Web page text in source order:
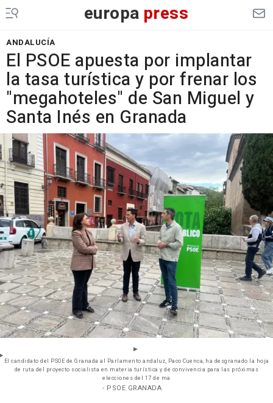
europa press
ANDALUCÍA
El PSOE apuesta por implantar
la tasa turística y por frenar los
"megahoteles" de San Miguel y
Santa Inés en Granada
El candidato del PSOE de Granada al Parlamento andaluz, Paco Cuenca, ha desgranado la hoja
de ruta del proyecto socialista en materia turística y de convivencia para las próximas
elecciones del 17 de ma
- PSOE GRANADA